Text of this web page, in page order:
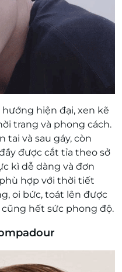
hiện đại, xen kẽ
trang và phong cách.
tai và sau gáy, còn
được cắt tỉa theo sở
kì dễ dàng và đơn
hợp với thời tiết
oi bức, toát lên được
hết sức phong độ.